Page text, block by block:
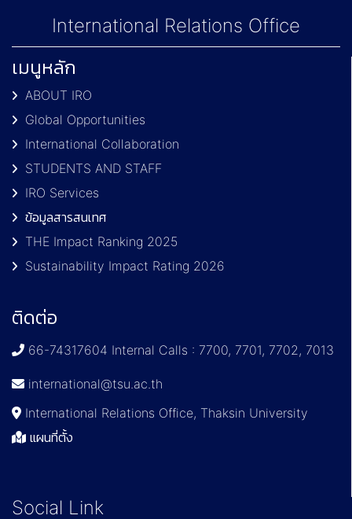
International Relations Office
เมนูหลัก
ABOUT IRO
Global Opportunities
International Collaboration
STUDENTS AND STAFF
IRO Services
ข้อมูลสารสนเทศ
THE Impact Ranking 2025
Sustainability Impact Rating 2026
ติดต่อ
66-74317604 Internal Calls : 7700, 7701, 7702, 7013
international@tsu.ac.th
International Relations Office, Thaksin University
แผนที่ตั้ง
Social Link